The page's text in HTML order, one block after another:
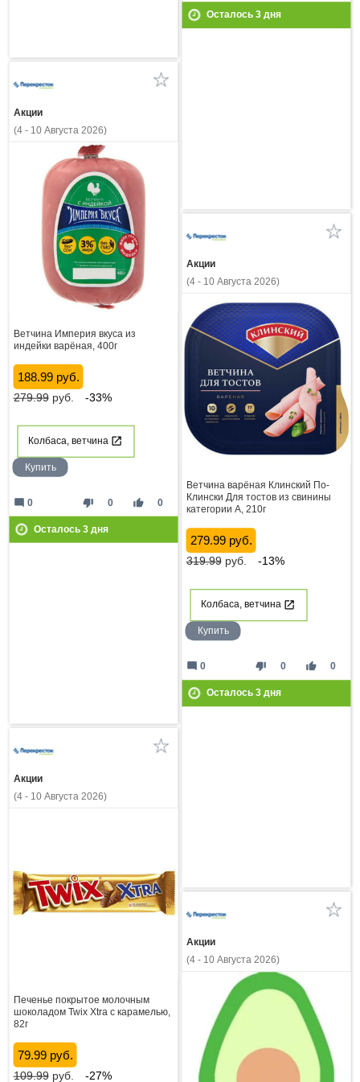
Осталось 3дня
Акции
(4 - 10 Августа 2026)
Ветчина Империя вкуса из
индейки варёная, 400г
188.99 руб.
279.99руб. -33%
Колбаса, ветчина
Купить
thumb_down 0 thumb_up 0
mode_comment 0
Осталось 3дня
Акции
(4 - 10 Августа 2026)
Ветчина варёная Клинский По-
Клински Для тостов из свинины
категории А, 210г
279.99 руб.
319.99руб. -13%
Колбаса, ветчина
Купить
thumb_down 0 thumb_up 0
mode_comment 0
Осталось 3дня
Акции
(4 - 10 Августа 2026)
Печенье покрытое молочным
шоколадом Twix Xtra с карамелью,
82г
79.99 руб.
109.99руб. -27%
Акции
(4 - 10 Августа 2026)